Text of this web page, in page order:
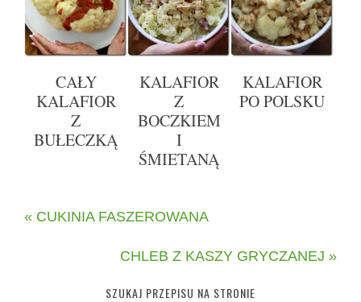
CAŁY
KALAFIOR
Z
BUŁECZKĄ
KALAFIOR
Z
BOCZKIEM
I
ŚMIETANĄ
KALAFIOR
PO POLSKU
« CUKINIA FASZEROWANA
CHLEB Z KASZY GRYCZANEJ »
SZUKAJ PRZEPISU NA STRONIE